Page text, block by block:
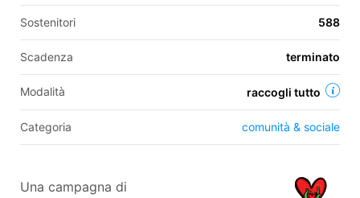
Sostenitori 588
Scadenza terminato
Modalità raccogli tutto
Categoria comunità & sociale
Una campagna di